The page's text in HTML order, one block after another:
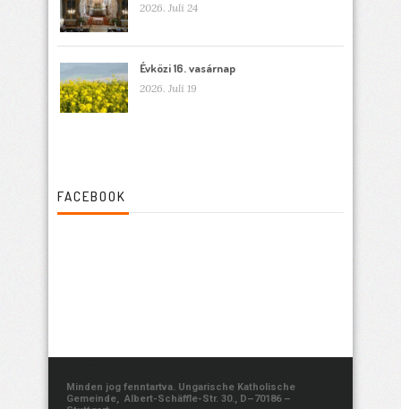
2026. Juli 24
Évközi 16. vasárnap
2026. Juli 19
FACEBOOK
Minden jog fenntartva. Ungarische Katholische
Gemeinde, Albert-Schäffle-Str. 30., D–70186 –